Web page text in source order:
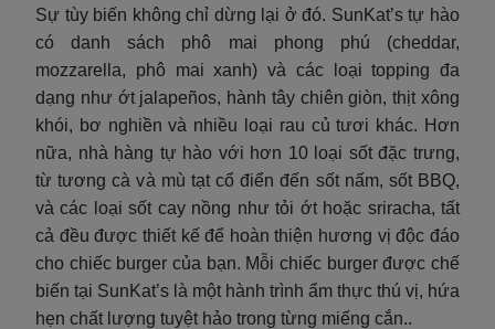
Sự tùy biến không chỉ dừng lại ở đó. SunKat’s tự hào
có danh sách phô mai phong phú (cheddar,
mozzarella, phô mai xanh) và các loại topping đa
dạng như ớt jalapeños, hành tây chiên giòn, thịt xông
khói, bơ nghiền và nhiều loại rau củ tươi khác. Hơn
nữa, nhà hàng tự hào với hơn 10 loại sốt đặc trưng,
từ tương cà và mù tạt cổ điển đến sốt nấm, sốt BBQ,
và các loại sốt cay nồng như tỏi ớt hoặc sriracha, tất
cả đều được thiết kế để hoàn thiện hương vị độc đáo
cho chiếc burger của bạn. Mỗi chiếc burger được chế
biến tại SunKat’s là một hành trình ẩm thực thú vị, hứa
hẹn chất lượng tuyệt hảo trong từng miếng cắn..